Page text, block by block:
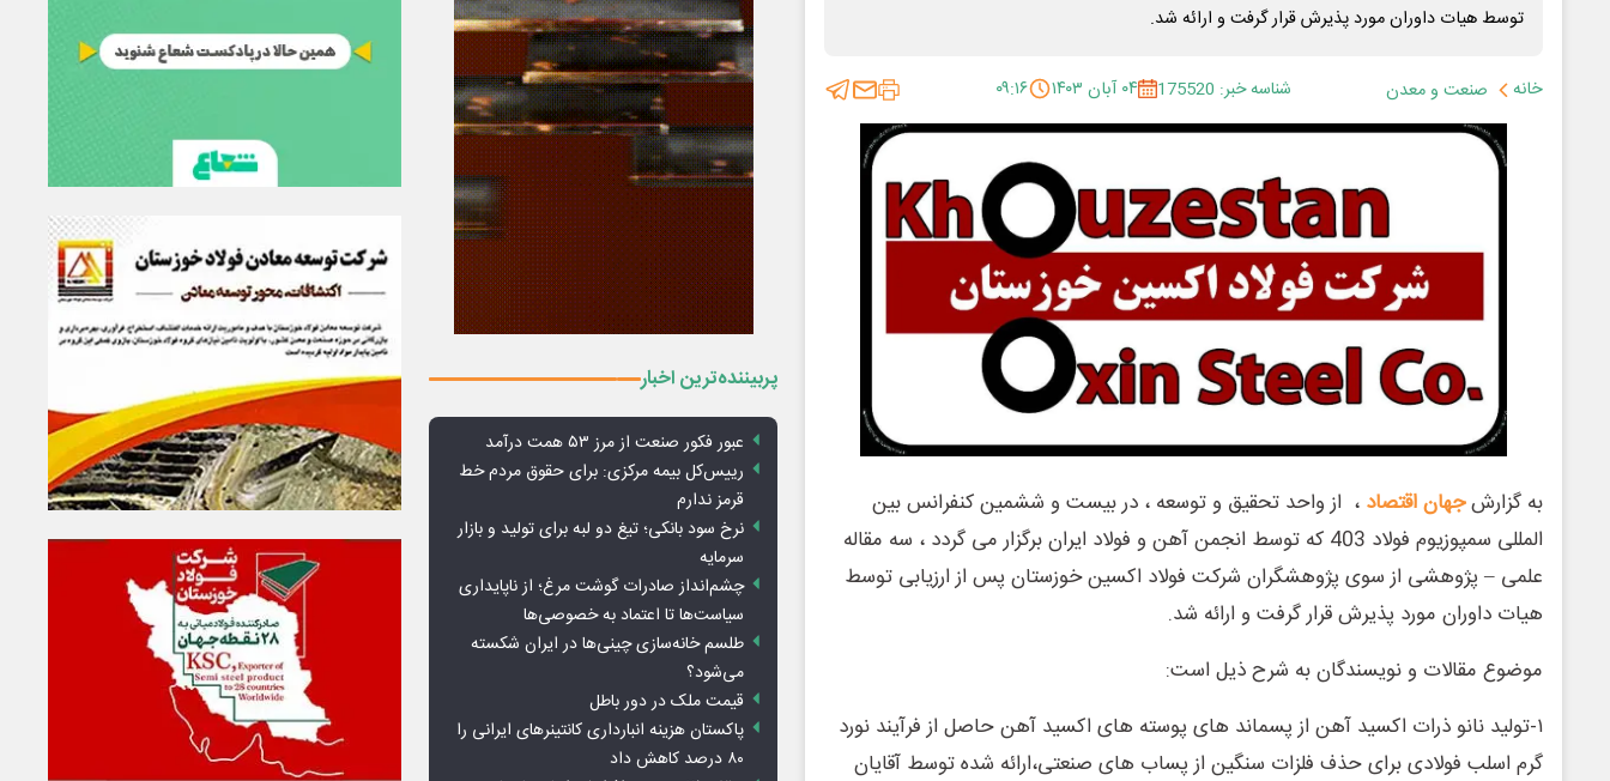
توسط هیات داوران مورد پذیرش قرار گرفت و ارائه شد.
خانه صنعت و معدن شناسه خبر: 175520 ۰۴ آبان ۱۴۰۳ ۰۹:۱۶
به گزارشجهان اقتصاد ، از واحد تحقیق و توسعه ، در بیست و ششمین کنفرانس بین
المللی سمپوزیوم فولاد 403 که توسط انجمن آهن و فولاد ایران برگزار می گردد ، سه مقاله
علمی – پژوهشی از سوی پژوهشگران شرکت فولاد اکسین خوزستان پس از ارزیابی توسط
هیات داوران مورد پذیرش قرار گرفت و ارائه شد.
موضوع مقالات و نویسندگان به شرح ذیل است:
۱-تولید نانو ذرات اکسید آهن از پسماند های پوسته های اکسید آهن حاصل از فرآیند نورد
گرم اسلب فولادی برای حذف فلزات سنگین از پساب های صنعتی،ارائه شده توسط آقایان
پربیننده‌ترین اخبار
عبور فکور صنعت از مرز ۵۳ همت درآمد
رییس‌کل بیمه مرکزی: برای حقوق مردم خط
قرمز ندارم
نرخ سود بانکی؛ تیغ دو لبه برای تولید و بازار
سرمایه
چشم‌انداز صادرات گوشت مرغ؛ از ناپایداری
سیاست‌ها تا اعتماد به خصوصی‌ها
طلسم خانه‌سازی چینی‌ها در ایران شکسته
می‌شود؟
قیمت ملک در دور باطل
پاکستان هزینه انبارداری کانتینرهای ایرانی را
۸۰ درصد کاهش داد